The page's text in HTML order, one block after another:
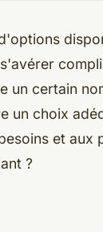
un certain
un choix
et aux
?